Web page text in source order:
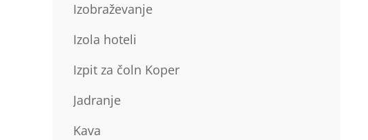
Izobraževanje
Izola hoteli
Izpit za čoln Koper
Jadranje
Kava